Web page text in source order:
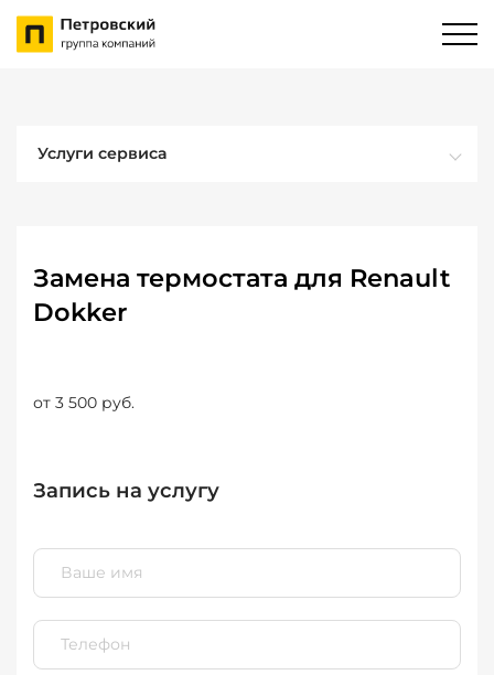
Услуги сервиса
Замена термостата для Renault
Dokker
от 3 500 руб.
Запись на услугу